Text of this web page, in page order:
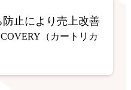
防止により売上改善
（カートリカ